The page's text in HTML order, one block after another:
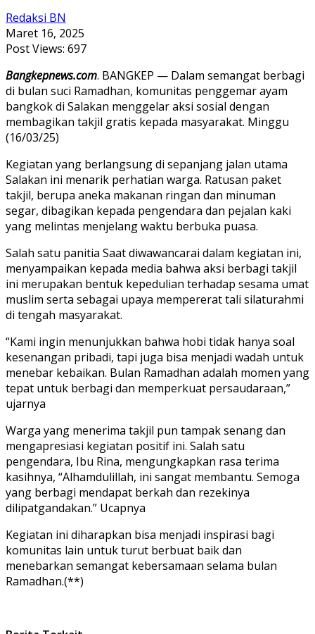
Redaksi BN
Maret 16, 2025
Post Views: 697
Bangkepnews.com. BANGKEP — Dalam semangat berbagi
di bulan suci Ramadhan, komunitas penggemar ayam
bangkok di Salakan menggelar aksi sosial dengan
membagikan takjil gratis kepada masyarakat. Minggu
(16/03/25)
Kegiatan yang berlangsung di sepanjang jalan utama
Salakan ini menarik perhatian warga. Ratusan paket
takjil, berupa aneka makanan ringan dan minuman
segar, dibagikan kepada pengendara dan pejalan kaki
yang melintas menjelang waktu berbuka puasa.
Salah satu panitia Saat diwawancarai dalam kegiatan ini,
menyampaikan kepada media bahwa aksi berbagi takjil
ini merupakan bentuk kepedulian terhadap sesama umat
muslim serta sebagai upaya mempererat tali silaturahmi
di tengah masyarakat.
“Kami ingin menunjukkan bahwa hobi tidak hanya soal
kesenangan pribadi, tapi juga bisa menjadi wadah untuk
menebar kebaikan. Bulan Ramadhan adalah momen yang
tepat untuk berbagi dan memperkuat persaudaraan,”
ujarnya
Warga yang menerima takjil pun tampak senang dan
mengapresiasi kegiatan positif ini. Salah satu
pengendara, Ibu Rina, mengungkapkan rasa terima
kasihnya, “Alhamdulillah, ini sangat membantu. Semoga
yang berbagi mendapat berkah dan rezekinya
dilipatgandakan.” Ucapnya
Kegiatan ini diharapkan bisa menjadi inspirasi bagi
komunitas lain untuk turut berbuat baik dan
menebarkan semangat kebersamaan selama bulan
Ramadhan.(**)